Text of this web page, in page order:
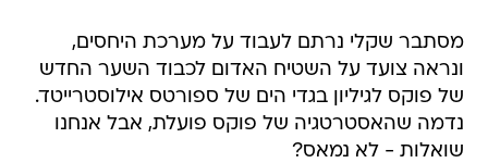
מסתבר שקלי נרתם לעבוד על מערכת היחסים,
ונראה צועד על השטיח האדום לכבוד השער החדש
של פוקס לגיליון בגדי הים של ספורטס אילוסטרייטד.
נדמה שהאסטרטגיה של פוקס פועלת, אבל אנחנו
שואלות - לא נמאס?